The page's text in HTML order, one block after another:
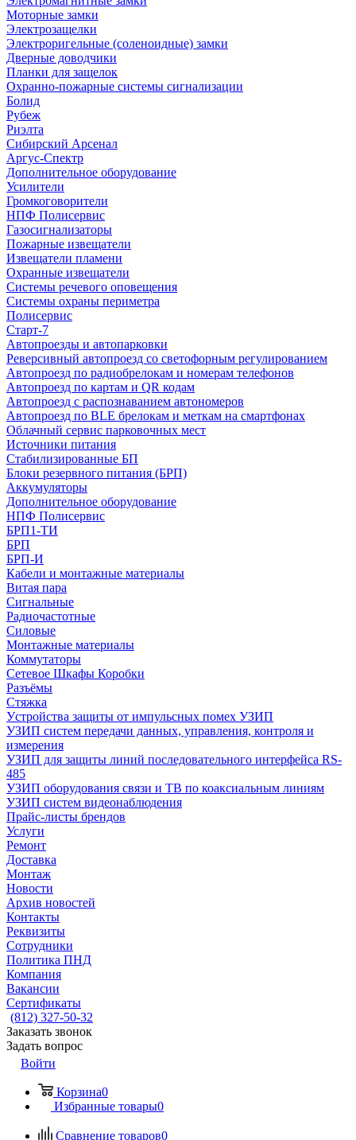
Моторные замки
Электрозащелки
Электроригельные (cоленоидные) замки
Дверные доводчики
Планки для защелок
Охранно-пожарные системы сигнализации
Болид
Рубеж
Риэлта
Сибирский Арсенал
Аргус-Спектр
Дополнительное оборудование
Усилители
Громкоговорители
НПФ Полисервис
Газосигнализаторы
Пожарные извещатели
Извещатели пламени
Охранные извещатели
Системы речевого оповещения
Системы охраны периметра
Полисервис
Старт-7
Автопроезды и автопарковки
Реверсивный автопроезд со светофорным регулированием
Автопроезд по радиобрелокам и номерам телефонов
Автопроезд по картам и QR кодам
Автопроезд с распознаванием автономеров
Автопроезд по BLE брелокам и меткам на смартфонах
Облачный сервис парковочных мест
Источники питания
Стабилизированные БП
Блоки резервного питания (БРП)
Аккумуляторы
Дополнительное оборудование
НПФ Полисервис
БРП1-ТИ
БРП
БРП-И
Кабели и монтажные материалы
Витая пара
Сигнальные
Радиочастотные
Силовые
Монтажные материалы
Коммутаторы
Сетевое Шкафы Коробки
Разъёмы
Стяжка
Уcтройства защиты от импульсных помех УЗИП
УЗИП систем передачи данных, управления, контроля и
измерения
УЗИП для защиты линий последовательного интерфейса RS-
485
УЗИП оборудования связи и ТВ по коаксиальным линиям
УЗИП систем видеонаблюдения
Прайс-листы брендов
Услуги
Ремонт
Доставка
Монтаж
Новости
Архив новостей
Контакты
Реквизиты
Сотрудники
Политика ПНД
Компания
Вакансии
Сертификаты
(812) 327-50-32
Заказать звонок
Задать вопрос
Войти
Корзина0
Избранные товары0
Сравнение товаров0